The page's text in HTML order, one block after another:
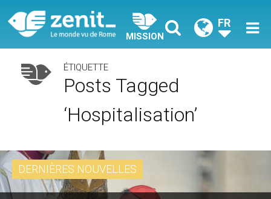
MISSION
FR
ÉTIQUETTE
Posts Tagged
‘hospitalisation’
DERNIÈRES NOUVELLES